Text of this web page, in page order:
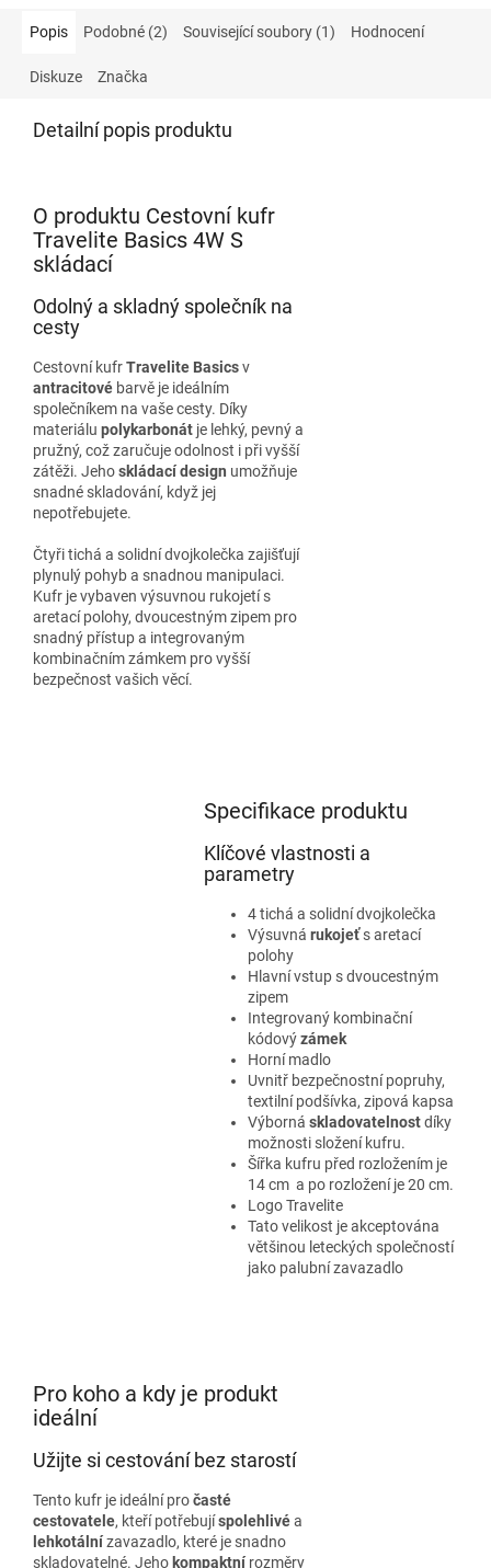
Popis Podobné (2) Související soubory (1) Hodnocení
Diskuze Značka
Detailní popis produktu
O produktu Cestovní kufr
Travelite Basics 4W S
skládací
Odolný a skladný společník na
cesty
Cestovní kufrTravelite Basicsv
antracitové barvě je ideálním
společníkem na vaše cesty. Díky
materiálu polykarbonát je lehký, pevný a
pružný, což zaručuje odolnost i při vyšší
zátěži. Jehoskládací design umožňuje
snadné skladování, když jej
nepotřebujete.
Čtyři tichá a solidní dvojkolečka zajišťují
plynulý pohyb a snadnou manipulaci.
Kufr je vybaven výsuvnou rukojetí s
aretací polohy, dvoucestným zipem pro
snadný přístup a integrovaným
kombinačním zámkem pro vyšší
bezpečnost vašich věcí.
Specifikace produktu
Klíčové vlastnosti a
parametry
4 tichá a solidní dvojkolečka
Výsuvná rukojeťs aretací
polohy
Hlavní vstup s dvoucestným
zipem
Integrovaný kombinační
kódovýzámek
Horní madlo
Uvnitř bezpečnostní popruhy,
textilní podšívka, zipová kapsa
Výborná skladovatelnostdíky
možnosti složení kufru.
Šířka kufru před rozložením je
14 cm a po rozložení je 20 cm.
Logo Travelite
Tato velikost je akceptována
většinou leteckých společností
jako palubní zavazadlo
Pro koho a kdy je produkt
ideální
Užijte si cestování bez starostí
Tento kufr je ideální pročasté
cestovatele, kteří potřebujíspolehlivéa
lehkotálnízavazadlo, které je snadno
skladovatelné. Jeho kompaktní rozměry